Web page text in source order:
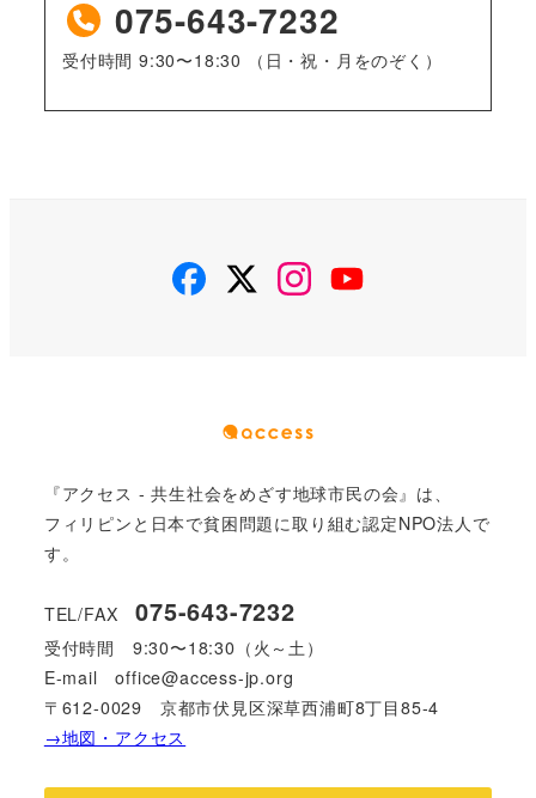
075-643-7232
受付時間 9:30〜18:30 （日・祝・月をのぞく）
facebook
twitter
instagram
youtube
『アクセス - 共生社会をめざす地球市民の会』は、
フィリピンと日本で貧困問題に取り組む認定NPO法人で
す。
TEL/FAX 075-643-7232
受付時間 9:30〜18:30（火～土）
E-mail office@access-jp.org
〒612-0029 京都市伏見区深草西浦町8丁目85-4
→地図・アクセス